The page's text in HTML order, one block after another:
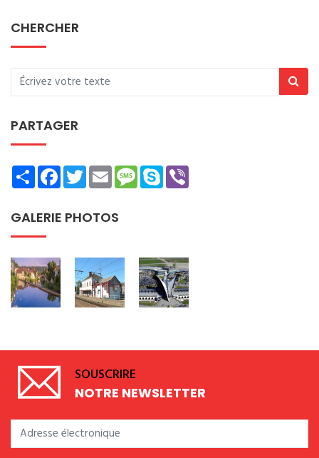
CHERCHER
PARTAGER
ShareFacebookTwitterEmailMessage
Skype
GALERIE PHOTOS
SOUSCRIRE
NOTRE NEWSLETTER